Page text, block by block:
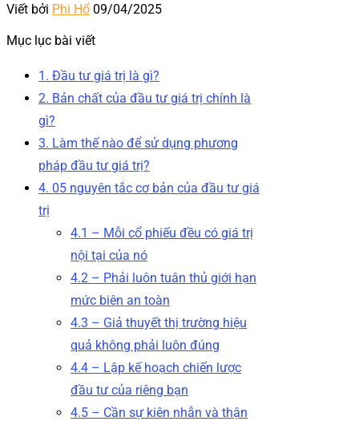
Viết bởi Phi Hổ 09/04/2025
Mục lục bài viết
1. Đầu tư giá trị là gì?
2. Bản chất của đầu tư giá trị chính là
gì?
3. Làm thế nào để sử dụng phương
pháp đầu tư giá trị?
4. 05 nguyên tắc cơ bản của đầu tư giá
trị
4.1 – Mỗi cổ phiếu đều có giá trị
nội tại của nó
4.2 – Phải luôn tuân thủ giới hạn
mức biên an toàn
4.3 – Giả thuyết thị trường hiệu
quả không phải luôn đúng
4.4 – Lập kế hoạch chiến lược
đầu tư của riêng bạn
4.5 – Cần sự kiên nhẫn và thận